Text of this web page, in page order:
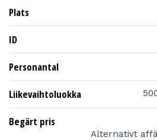
Plats
ID
Personantal
Liikevaihtoluokka
Begärt pris
Alternativt